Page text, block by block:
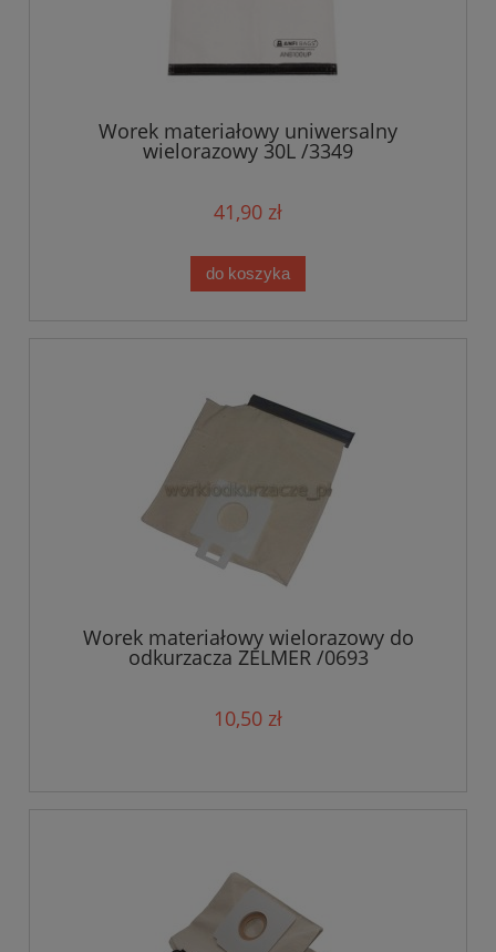
Worek materiałowy uniwersalny
wielorazowy 30L /3349
41,90 zł
do koszyka
Worek materiałowy wielorazowy do
odkurzacza ZELMER /0693
10,50 zł